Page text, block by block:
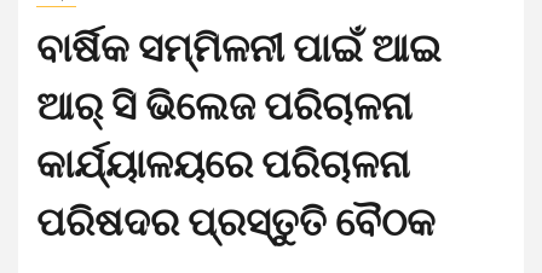
ବାର୍ଷିକ ସମ୍ମିଳନୀ ପାଇଁ ଆଇ
ଆର୍ ସି ଭିଲେଜ ପରିଚାଳନା
କାର୍ଯ୍ୟାଳୟରେ ପରିଚାଳନା
ପରିଷଦର ପ୍ରସ୍ତୁତି ବୈଠକ